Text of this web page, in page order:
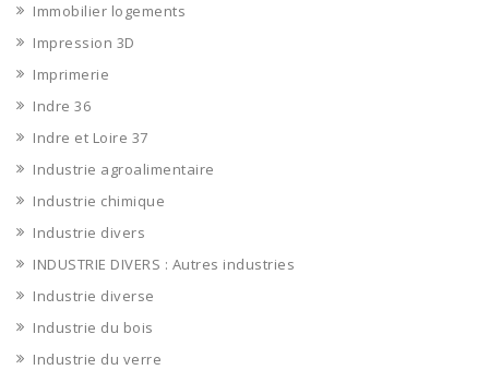
Immobilier logements
Impression 3D
Imprimerie
Indre 36
Indre et Loire 37
Industrie agroalimentaire
Industrie chimique
Industrie divers
INDUSTRIE DIVERS : Autres industries
Industrie diverse
Industrie du bois
Industrie du verre